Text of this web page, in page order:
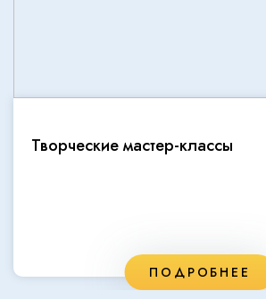
Творческие мастер-классы
ПОДРОБНЕЕ